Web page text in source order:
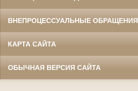
ВНЕПРОЦЕССУАЛЬНЫЕ ОБРАЩЕНИЯ
КАРТА САЙТА
ОБЫЧНАЯ ВЕРСИЯ САЙТА